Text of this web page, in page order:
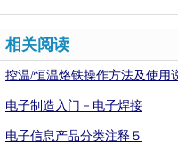
相关阅读
控温/恒温烙铁操作方法及使用
电子制造入门－电子焊接
电子信息产品分类注释５